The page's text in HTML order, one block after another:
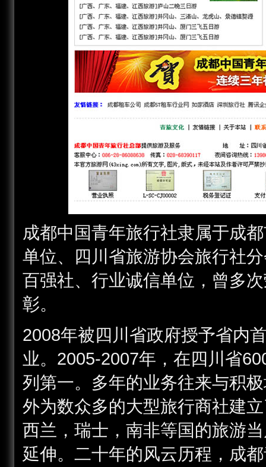
成都中国青年旅行社隶属于成
单位、四川省旅游协会旅行社
百强社、行业诚信单位，曾多
彰。
2008年被四川省政府授予省内
业。2005-2007年，在四川省
列第一。多年的业务往来与积
外为数众多的大型旅行商社建
西兰，瑞士，南非等国的旅游
延伸。二十年的风云历程，成